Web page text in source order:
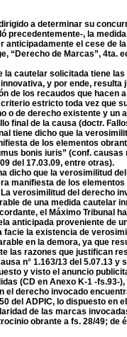
a determinar su
precedentemente-, la
anticipadamente el cese de
“Derecho de Marcas”, 4ta.
la cautelar solicitada tiene
y por ende,
de los recaudos que hacen
estricto toda vez que
o de derecho existente y un
final de la causa (doctr.
tiene dicho que la
de los elementos
bonis iuris” (conf. causas
del 17.03.09, entre otras).
dicho que la verosimilitud
manifiesta de los
verosimilitud del derecho
de una medida cautelar
el Máximo Tribunal
anticipada proveniente de
facie la existencia de
en la demora, ya que
las razones que justifican
n° 1.163/13 del 5.07.13 y
y visto el anuncio
(CD en Anexo K-1 -fs.93-
el derecho invocado
del ADPIC, lo dispuesto en
de las marcas
obrante a fs. 28/49; de